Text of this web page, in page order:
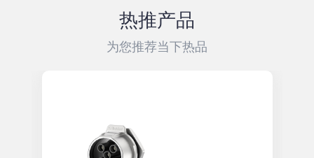
热推产品
为您推荐当下热品